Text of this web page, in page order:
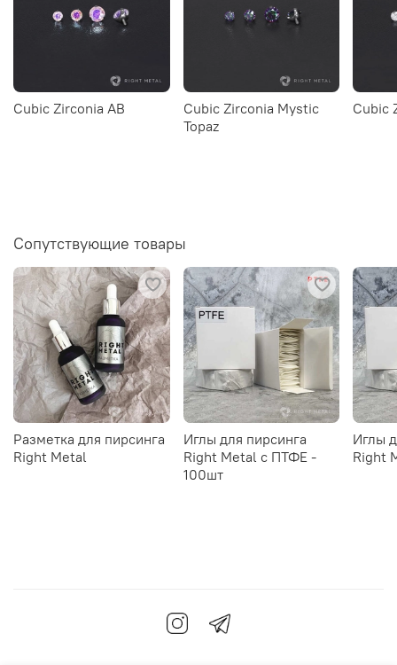
Cubic Zirconia AB
Cubic Zirconia Mystic
Topaz
Cubic
Сопутствующие товары
Разметка для пирсинга
Right Metal
Иглы для пирсинга
Right Metal c ПТФЕ -
100шт
Иглы
Right